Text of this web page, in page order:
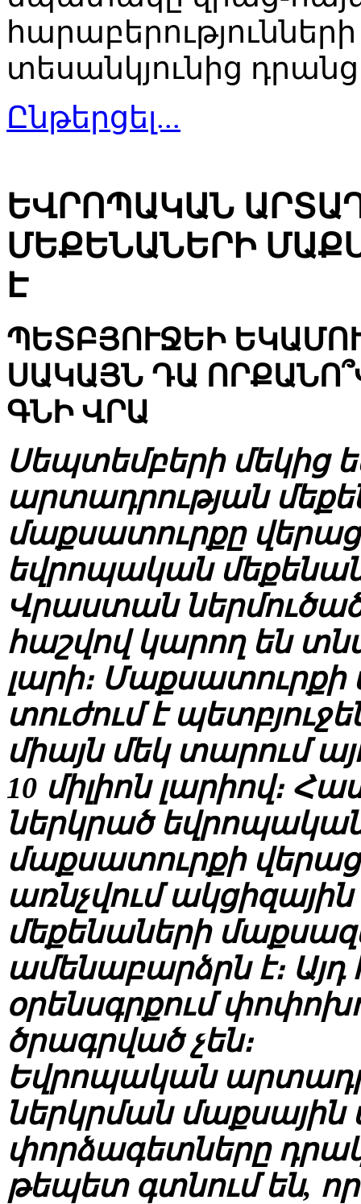
տեսանկյունից դրանց
Ընթերցել...
ԵՎՐՈՊԱԿԱՆ
ՄԵՔԵՆԱՆԵՐԻ
Է
ՊԵՏԲՅՈՒՋԵԻ
ՍԱԿԱՅՆ ԴԱ
ԳՆԻ ՎՐԱ
Սեպտեմբերի մեկից
արտադրության
մաքսատուրքը
եվրոպական
Վրաստան ներմուծած
հաշվով կարող են
լարի։
տուժում է
միայն մեկ տարում
10 միլիոն լարիով։
ներկրած
մաքսատուրքի
առնչվում
մեքենաների
ամենաբարձրն է։
օրենսգրքում
ծրագրված չեն։
Եվրոպական
ներկրման մաքսային
փորձագետները
թեպետ գտնում են,